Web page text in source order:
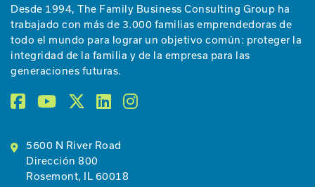
Desde 1994, The Family Business Consulting Group ha
trabajado con más de 3.000 familias emprendedoras de
todo el mundo para lograr un objetivo común: proteger la
integridad de la familia y de la empresa para las
generaciones futuras.
5600 N River Road
Dirección 800
Rosemont, IL 60018